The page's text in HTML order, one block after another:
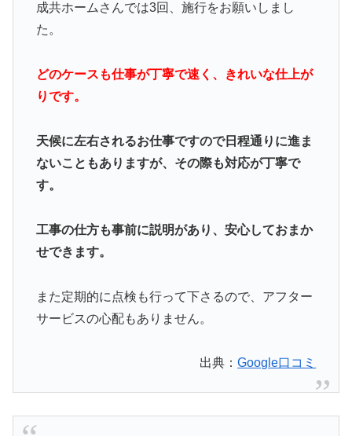
成共ホームさんでは3回、施行をお願いしまし
た。
どのケースも仕事が丁寧で速く、きれいな仕上が
りです。
天候に左右されるお仕事ですので日程通りに進ま
ないこともありますが、その際も対応が丁寧で
す。
工事の仕方も事前に説明があり、安心しておまか
せできます。
また定期的に点検も行って下さるので、アフター
サービスの心配もありません。
出典：Google口コミ